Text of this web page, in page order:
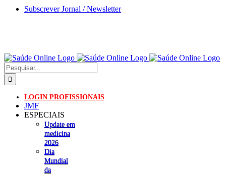
Skip
Subscrever Jornal / Newsletter
Pesquisar
LOGIN PROFISSIONAIS
JMF
ESPECIAIS
Update em
medicina
2026
Dia
Mundial
da